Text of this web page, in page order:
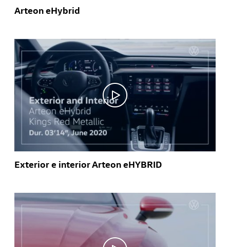
Arteon eHybrid
Exterior e interior Arteon eHYBRID